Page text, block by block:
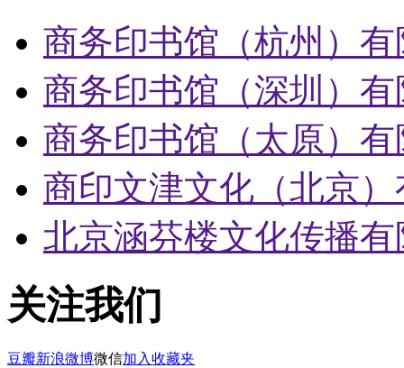
商务印书馆（杭州）
商务印书馆（深圳）
商务印书馆（太原）
商印文津文化（北京
北京涵芬楼文化传播
关注我们
豆瓣新浪微博微信加入收藏夹